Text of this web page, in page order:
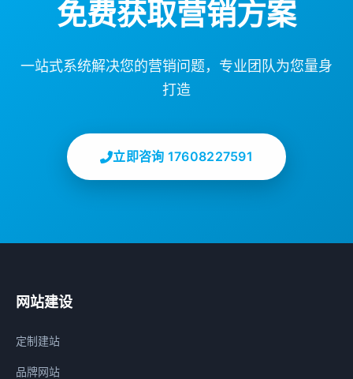
免费获取营销方案
一站式系统解决您的营销问题，专业团队为您量身
打造
立即咨询 17608227591
网站建设
定制建站
品牌网站